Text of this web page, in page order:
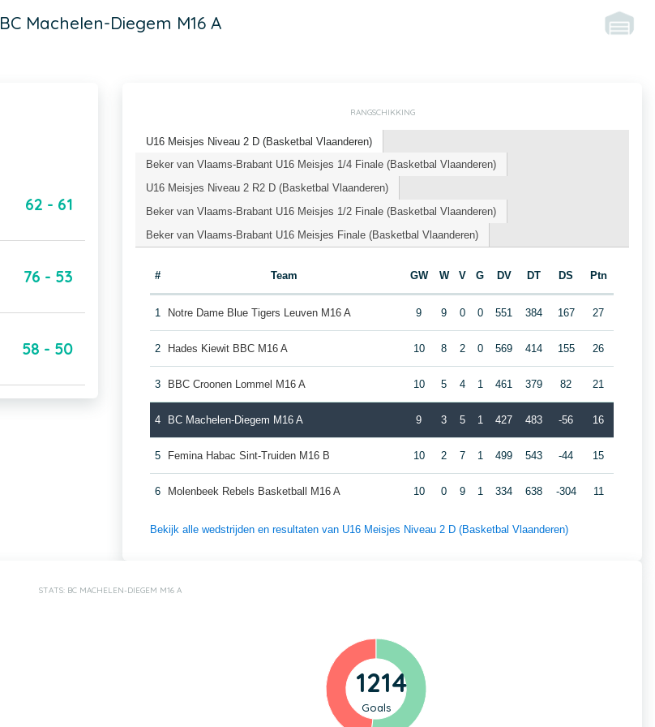
BC Machelen-Diegem M16 A
62 - 61
76 - 53
58 - 50
RANGSCHIKKING
U16 Meisjes Niveau 2 D (Basketbal Vlaanderen)
Beker van Vlaams-Brabant U16 Meisjes 1/4 Finale (Basketbal Vlaanderen)
U16 Meisjes Niveau 2 R2 D (Basketbal Vlaanderen)
Beker van Vlaams-Brabant U16 Meisjes 1/2 Finale (Basketbal Vlaanderen)
Beker van Vlaams-Brabant U16 Meisjes Finale (Basketbal Vlaanderen)
# Team GW W V G DV DT DS Ptn
1 Notre Dame Blue Tigers Leuven M16 A 9 9 0 0 551 384 167 27
2 Hades Kiewit BBC M16 A 10 8 2 0 569 414 155 26
3 BBC Croonen Lommel M16 A 10 5 4 1 461 379 82 21
4 BC Machelen-Diegem M16 A 9 3 5 1 427 483 -56 16
5 Femina Habac Sint-Truiden M16 B 10 2 7 1 499 543 -44 15
6 Molenbeek Rebels Basketball M16 A 10 0 9 1 334 638 -304 11
Bekijk alle wedstrijden en resultaten van U16 Meisjes Niveau 2 D (Basketbal Vlaanderen)
STATS: BC MACHELEN-DIEGEM M16 A
1214
Goals